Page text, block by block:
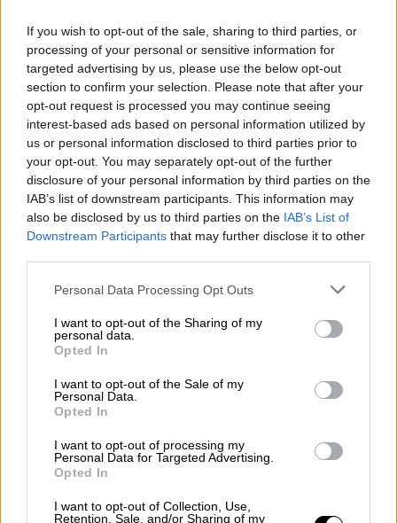
If you wish to opt-out of the sale, sharing to third parties, or
processing of your personal or sensitive information for
targeted advertising by us, please use the below opt-out
section to confirm your selection. Please note that after your
opt-out request is processed you may continue seeing
interest-based ads based on personal information utilized by
us or personal information disclosed to third parties prior to
your opt-out. You may separately opt-out of the further
disclosure of your personal information by third parties on the
IAB’s list of downstream participants. This information may
also be disclosed by us to third parties on the IAB’s List of
Downstream Participants that may further disclose it to other
Personal Data Processing Opt Outs
I want to opt-out of the Sharing of my
personal data.
Opted In
I want to opt-out of the Sale of my
Personal Data.
Opted In
I want to opt-out of processing my
Personal Data for Targeted Advertising.
Opted In
I want to opt-out of Collection, Use,
Retention, Sale, and/or Sharing of my
misil.
Mis enseres son trozos de cosas.
Ni siquiera tengo una nube entera que llevarme
a la vista,
me lo impide el humo,
ni siquiera los pronombres nos pertenecen,
todo es de quien lo destruye para exhibirlo
como trofeo.
Tampoco me atrevo a gritar, no vaya a ser que
me arrebaten la voz,
Las únicas ventanas de nuestras derruidas
casas son agujeros negros
abiertos al abismo de la desolación.
Realmente, la capacidad del ser humano para
resistir es heroica,
y es porque cada uno de nosotros
somos todos,
aire.